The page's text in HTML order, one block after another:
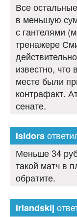
Все
в меньшую
с гантелями
тренажере
известно, что
месте были
контрафакт.
сенате.
Isidora
Меньше 34
такой матч в
обратите.
Irlandskij